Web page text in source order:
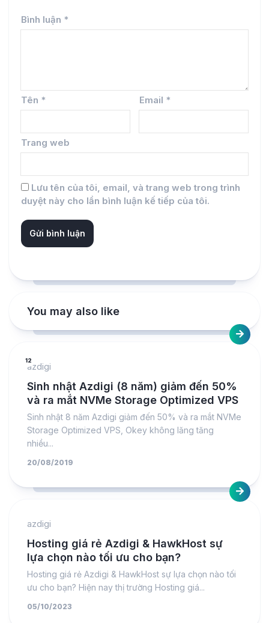
Bình luận *
Tên * Email *
Trang web
Lưu tên của tôi, email, và trang web trong trình
duyệt này cho lần bình luận kế tiếp của tôi.
You may also like
12
azdigi
Sinh nhật Azdigi (8 năm) giảm đến 50%
và ra mắt NVMe Storage Optimized VPS
Sinh nhật 8 năm Azdigi giảm đến 50% và ra mắt NVMe
Storage Optimized VPS, Okey không lăng tăng
nhiều...
20/08/2019
azdigi
Hosting giá rẻ Azdigi & HawkHost sự
lựa chọn nào tối ưu cho bạn?
Hosting giá rẻ Azdigi & HawkHost sự lựa chọn nào tối
ưu cho bạn? Hiện nay thị trường Hosting giá...
05/10/2023